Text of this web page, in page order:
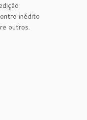
inédito
outros.